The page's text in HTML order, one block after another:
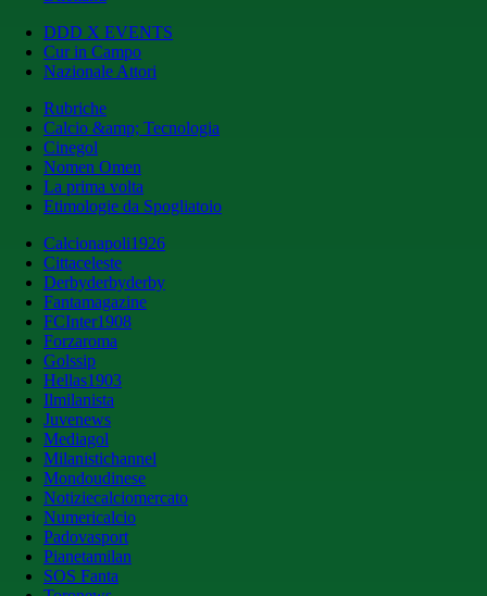
DDD X EVENTS
Cur in Campo
Nazionale Attori
Rubriche
Calcio &amp; Tecnologia
Cinegol
Nomen Omen
La prima volta
Etimologie da Spogliatoio
Calcionapoli1926
Cittaceleste
Derbyderbyderby
Fantamagazine
FCInter1908
Forzaroma
Golssip
Hellas1903
Ilmilanista
Juvenews
Mediagol
Milanistichannel
Mondoudinese
Notiziecalciomercato
Numericalcio
Padovasport
Pianetamilan
SOS Fanta